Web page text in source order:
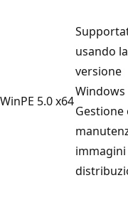
WinPE 5.0 x64
usando la
versione
Windows
Gestione
immagini